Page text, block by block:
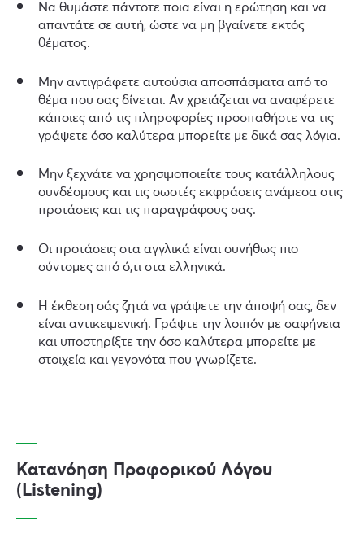
Να θυμάστε πάντοτε ποια είναι η ερώτηση και να
απαντάτε σε αυτή, ώστε να μη βγαίνετε εκτός
θέματος.
Μην αντιγράφετε αυτούσια αποσπάσματα από το
θέμα που σας δίνεται. Αν χρειάζεται να αναφέρετε
κάποιες από τις πληροφορίες προσπαθήστε να τις
γράψετε όσο καλύτερα μπορείτε με δικά σας λόγια.
Μην ξεχνάτε να χρησιμοποιείτε τους κατάλληλους
συνδέσμους και τις σωστές εκφράσεις ανάμεσα στις
προτάσεις και τις παραγράφους σας.
Οι προτάσεις στα αγγλικά είναι συνήθως πιο
σύντομες από ό,τι στα ελληνικά.
Η έκθεση σάς ζητά να γράψετε την άποψή σας, δεν
είναι αντικειμενική. Γράψτε την λοιπόν με σαφήνεια
και υποστηρίξτε την όσο καλύτερα μπορείτε με
στοιχεία και γεγονότα που γνωρίζετε.
Κατανόηση Προφορικού Λόγου
(Listening)